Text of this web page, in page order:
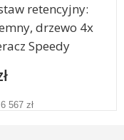
retencyjny:
drzewo 4x
Speedy
567 zł